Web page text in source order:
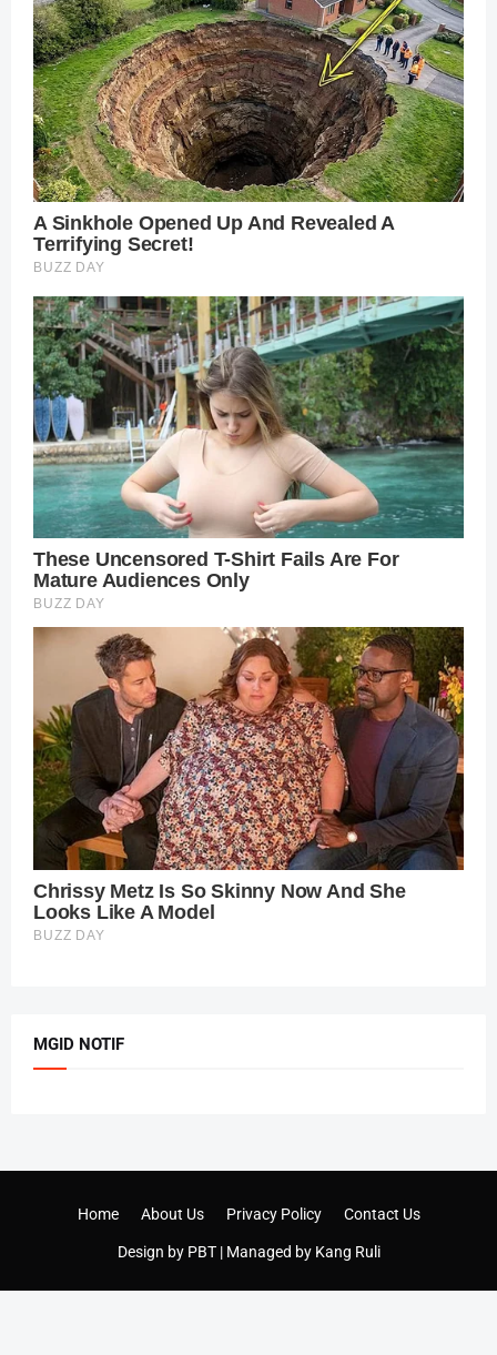
MGID NOTIF
Design by PBT| Managed by Kang Ruli
Home About Us Privacy Policy Contact Us